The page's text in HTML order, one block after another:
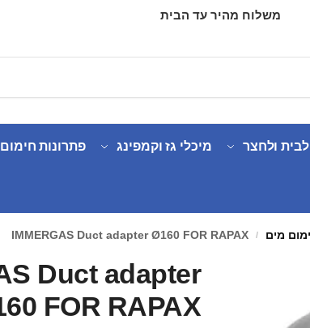
משלוח מהיר עד הבית
לבית ולחצר מיכלי גז וקמפינג פתרונות חימום
מים /
IMMERGAS Duct adapter Ø160 FOR RAPAX
Duct adapter
FOR RAPAX